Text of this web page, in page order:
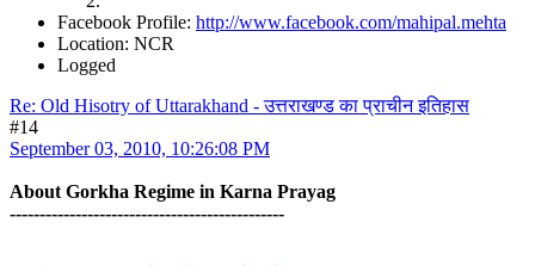
Facebook Profile: http://www.facebook.com/mahipal.mehta
Location: NCR
Logged
Re: Old Hisotry of Uttarakhand - उत्तराखण्ड का प्राचीन इतिहास
#14
September 03, 2010, 10:26:08 PM
About Gorkha Regime in Karna Prayag
----------------------------------------------